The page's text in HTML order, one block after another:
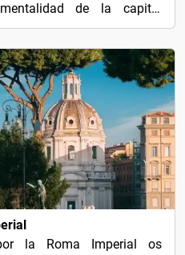
de la capital
la Roma Imperial os